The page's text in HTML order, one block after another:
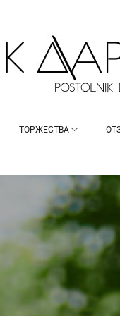
ТОРЖЕСТВА